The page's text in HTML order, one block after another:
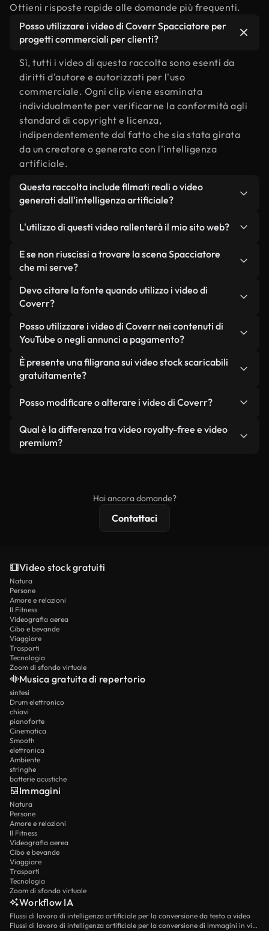
Ottieni risposte rapide alle domande più frequenti.
Posso utilizzare i video di Coverr Spacciatore per
progetti commerciali per clienti?
Sì, tutti i video di questa raccolta sono esenti da
diritti d'autore e autorizzati per l'uso
commerciale. Ogni clip viene esaminata
individualmente per verificarne la conformità agli
standard di copyright e licenza,
indipendentemente dal fatto che sia stata girata
da un creatore o generata con l'intelligenza
artificiale.
Questa raccolta include filmati reali o video
generati dall'intelligenza artificiale?
da filmati reali, girati da persone, relativi a
Spacciatore, e da video generati dall'intelligenza
artificiale. Ogni video è chiaramente etichettato,
L'utilizzo di questi video rallenterà il mio sito web?
Non se scegli le nostre versioni ottimizzate.
Offriamo formati leggeri e pronti per il web,
mantengono alta la qualità, riducono al minimo i
tempi di caricamento e migliorano parametri
come LCP.
E se non riuscissi a trovare la scena Spacciatore
che mi serve?
Puoi crearne uno all'istante utilizzando Coverr AI
Studio. Ti basta descrivere la scena, ad esempio
pochi secondi un video personalizzato in
conformità con i nostri standard di licenza.
Devo citare la fonte quando utilizzo i video di
Coverr?
Non è richiesto alcun riconoscimento dell'autore.
Tutti i video presenti nella nostra libreria sono
senza citare il creatore, sebbene sia sempre
gradito.
Posso utilizzare i video di Coverr nei contenuti di
YouTube o negli annunci a pagamento?
Sì. Tutti i filmati di Coverr possono essere utilizzati
in video monetizzati su YouTube, promozioni sui
condizione che non si rivendano o ridistribuiscano
È presente una filigrana sui video stock scaricabili
gratuitamente?
reali o generati dall'intelligenza artificiale, include
filigrane. Avrai a disposizione filmati puliti e pronti
all'uso.
Posso modificare o alterare i video di Coverr?
Sì. Siete liberi di tagliare, ritagliare o remixare i
nostri video. Assicuratevi solo che il prodotto
Qual è la differenza tra video royalty-free e video
premium?
Hai ancora domande?
Contattaci
Video stock gratuiti
Natura
Persone
Amore e relazioni
Il Fitness
Videografia aerea
Cibo e bevande
Viaggiare
Trasporti
Tecnologia
Zoom di sfondo virtuale
Musica gratuita di repertorio
sintesi
Drum elettronico
chiavi
pianoforte
Cinematica
Smooth
elettronica
Ambiente
stringhe
batterie acustiche
Immagini
Natura
Persone
Amore e relazioni
Il Fitness
Videografia aerea
Cibo e bevande
Viaggiare
Trasporti
Tecnologia
Zoom di sfondo virtuale
Workflow IA
Flussi di lavoro di intelligenza artificiale per la conversione da testo a video
Flussi di lavoro di intelligenza artificiale per la conversione di immagini in video